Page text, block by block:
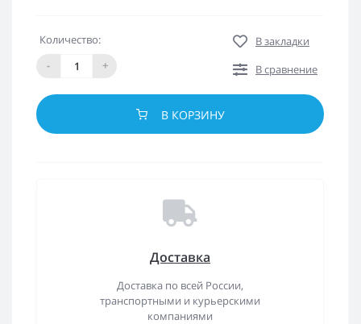
Количество:
-
+
В закладки
В сравнение
В КОРЗИНУ
Доставка
Доставка по всей России,
транспортными и курьерскими
компаниями